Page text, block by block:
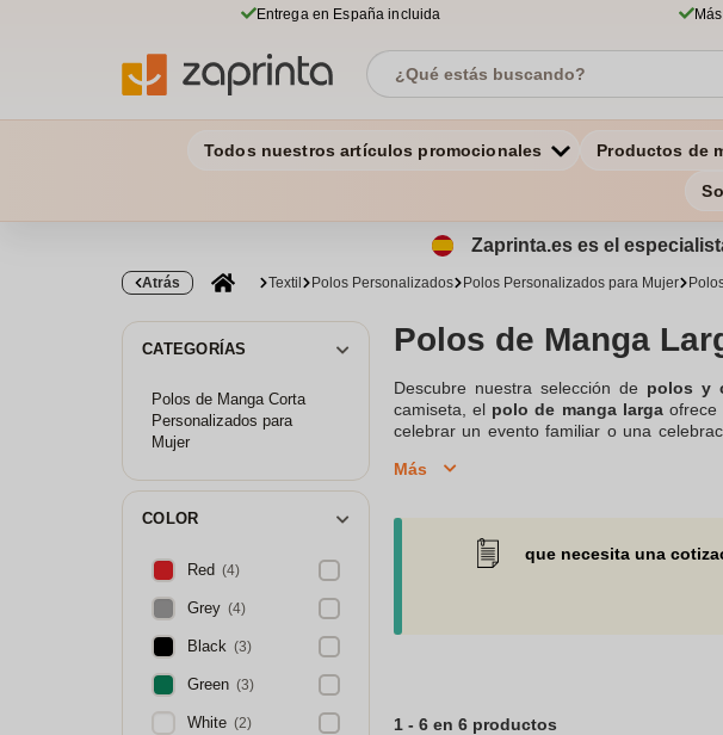
Entrega en España incluida
Todos nuestros artículos promocionales Productos de
Zaprinta.es es el
Atrás Textil Polos Personalizados Polos Personalizados para Mujer
CATEGORÍAS
Polos de Manga Corta
Personalizados para
Mujer
COLOR
Red (4)
Grey (4)
Black (3)
Green (3)
White (2)
Polos de Manga
Descubre nuestra selección de polos y
camiseta, el polo de manga largaofrece
celebrar un evento familiar o una
Contacta con nosotros en caso de duda o
Más
que necesita una
1 - 6 en 6 productos